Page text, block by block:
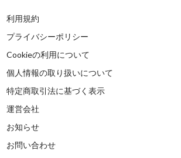
利用規約
プライバシーポリシー
Cookieの利用について
個人情報の取り扱いについて
特定商取引法に基づく表示
運営会社
お知らせ
お問い合わせ